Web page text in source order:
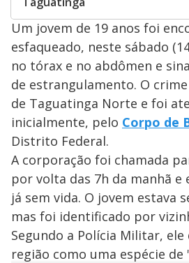
Um jovem de 19 anos foi
esfaqueado, neste sábado
no tórax e no abdômen e
de estrangulamento. O
de Taguatinga Norte e foi
inicialmente, pelo Corpo de
Distrito Federal.
A corporação foi chamada
por volta das 7h da manhã
já sem vida. O jovem estava
mas foi identificado por
Segundo a Polícia Militar, ele
região como uma espécie de